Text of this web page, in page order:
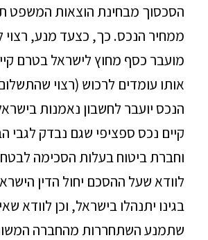
הסכסוך מבחינת הוצאות המשפט
ממחיר הנכס. כך, כצעד מנע, רצוי
מועבר כסף מחוץ לישראל בטרם
אותו עומדים לרכוש (רצוי
הנכס יועבר לחשבון נאמנות
קיים נכס ספציפי שגם נבדק לגבי
וחברת ביטוח בעלות הסכימה
לוודא שעל ההסכם יחול הדין
בגינו יתנהלו בישראל, וכן לוודא
שתמנע השתחררות מהחברה